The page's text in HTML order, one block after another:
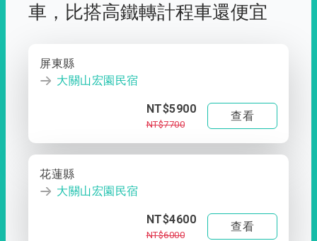
車， 比搭高鐵轉計程車還便宜
屏東縣
大關山宏園民宿
NT$5900
NT$7700
查看
花蓮縣
大關山宏園民宿
NT$4600
NT$6000
查看